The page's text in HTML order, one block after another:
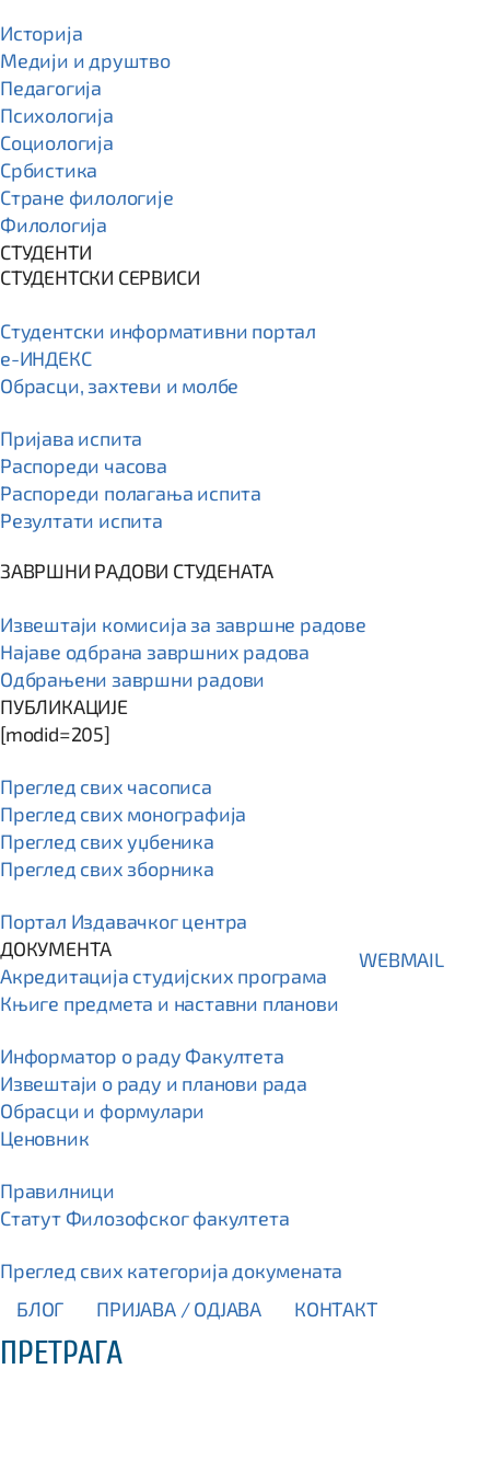
Историја
Медији и друштво
Педагогија
Психологија
Социологија
Србистика
Стране филологије
Филологија
СТУДЕНТИ
СТУДЕНТСКИ СЕРВИСИ
Студентски информативни портал
e-ИНДЕКС
Обрасци, захтеви и молбе
Пријава испита
Распореди часова
Распореди полагања испита
Резултати испита
ЗАВРШНИ РАДОВИ СТУДЕНАТА
Извештаји комисија за завршне радове
Најаве одбрана завршних радова
Одбрањени завршни радови
ПУБЛИКАЦИЈЕ
[modid=205]
Преглед свих часописа
Преглед свих монографија
Преглед свих уџбеника
Преглед свих зборника
Портал Издавачког центра
ДОКУМЕНТА
Акредитација студијских програма
Књиге предмета и наставни планови
Информатор о раду Факултета
Извештаји о раду и планови рада
Обрасци и формулари
Ценовник
Правилници
Статут Филозофског факултета
Преглед свих категорија докумената
WEBMAIL
БЛОГ ПРИЈАВА / OДЈАВА КОНТАКТ
ПРЕТРАГА